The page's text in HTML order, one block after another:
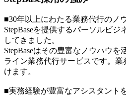
■30年以上にわたる業務代行のノ
StepBaseを提供するパーソルビ
してきました。
StepBaseはその豊富なノウハウ
ライン業務代行サービスです。
けます。
■実務経験が豊富なアシスタント